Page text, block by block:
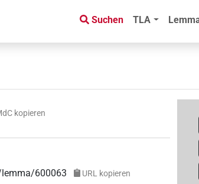
Suchen TLA
kopieren
600063 URL kopieren